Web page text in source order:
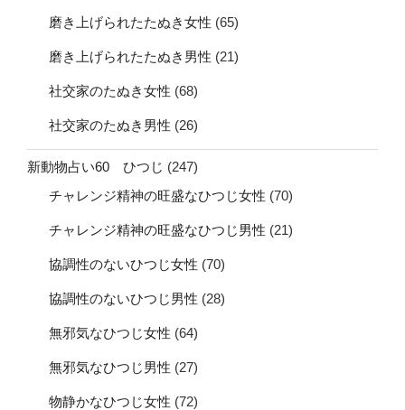
磨き上げられたたぬき女性 (65)
磨き上げられたたぬき男性 (21)
社交家のたぬき女性 (68)
社交家のたぬき男性 (26)
新動物占い60 ひつじ (247)
チャレンジ精神の旺盛なひつじ女性 (70)
チャレンジ精神の旺盛なひつじ男性 (21)
協調性のないひつじ女性 (70)
協調性のないひつじ男性 (28)
無邪気なひつじ女性 (64)
無邪気なひつじ男性 (27)
物静かなひつじ女性 (72)